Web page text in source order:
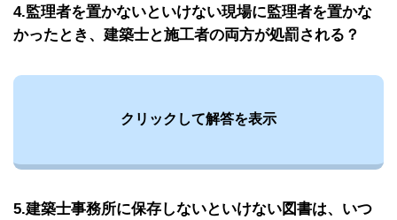
4.監理者を置かないといけない現場に監理者を置かな
かったとき、建築士と施工者の両方が処罰される？
クリックして解答を表示
5.建築士事務所に保存しないといけない図書は、いつ